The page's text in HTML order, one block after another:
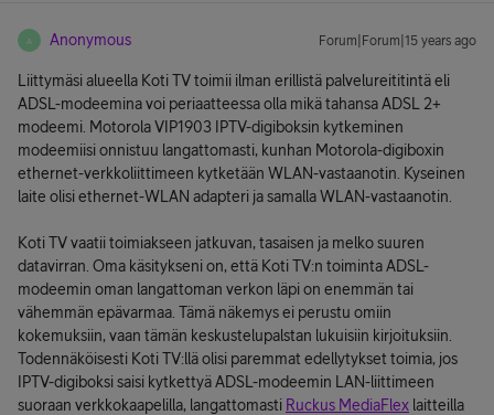
A Anonymous Forum|Forum|15 years ago
Liittymäsi alueella Koti TV toimii ilman erillistä palvelureititintä eli
ADSL-modeemina voi periaatteessa olla mikä tahansa ADSL 2+
modeemi. Motorola VIP1903 IPTV-digiboksin kytkeminen
modeemiisi onnistuu langattomasti, kunhan Motorola-digiboxin
ethernet-verkkoliittimeen kytketään WLAN-vastaanotin. Kyseinen
laite olisi ethernet-WLAN adapteri ja samalla WLAN-vastaanotin.
Koti TV vaatii toimiakseen jatkuvan, tasaisen ja melko suuren
datavirran. Oma käsitykseni on, että Koti TV:n toiminta ADSL-
modeemin oman langattoman verkon läpi on enemmän tai
vähemmän epävarmaa. Tämä näkemys ei perustu omiin
kokemuksiin, vaan tämän keskustelupalstan lukuisiin kirjoituksiin.
Todennäköisesti Koti TV:llä olisi paremmat edellytykset toimia, jos
IPTV-digiboksi saisi kytkettyä ADSL-modeemin LAN-liittimeen
suoraan verkkokaapelilla, langattomasti Ruckus MediaFlex laitteilla